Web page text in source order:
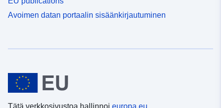
Avoimen datan portaalin sisäänkirjautuminen